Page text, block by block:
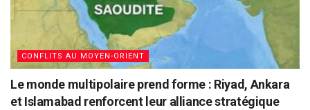
CONFLITS AU MOYEN-ORIENT
Le monde multipolaire prend forme : Riyad, Ankara
et Islamabad renforcent leur alliance stratégique